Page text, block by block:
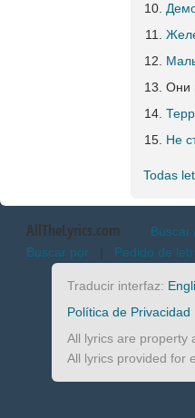
Они
Не
Todas
AllTheLyrics.com Buscar
Buscar por | Pedido de
Traducir interfaz:
Política de Privacidad
All lyrics are property
All lyrics provided for